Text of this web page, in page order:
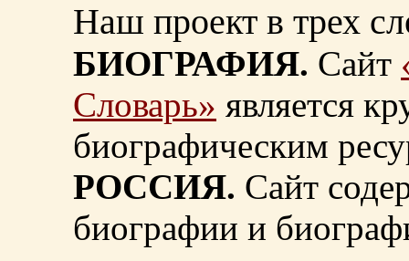
Наш проект в трех
БИОГРАФИЯ. Сайт
Словарь» является
биографическим
РОССИЯ. Сайт
биографии и